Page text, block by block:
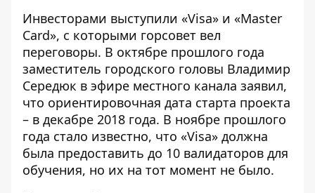
Инвесторами выступили «Visa» и «Master
Card», с которыми горсовет вел
переговоры. В октябре прошлого года
заместитель городского головы Владимир
Середюк в эфире местного канала заявил,
что ориентировочная дата старта проекта
– в декабре 2018 года. В ноябре прошлого
года стало известно, что «Visa» должна
была предоставить до 10 валидаторов для
обучения, но их на тот момент не было.